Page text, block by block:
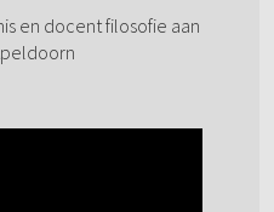
en docent filosofie aan